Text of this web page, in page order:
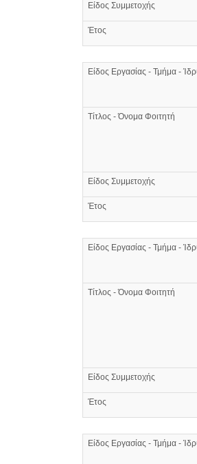
Είδος Συμμετοχής
Έτος
Είδος Εργασίας - Τμήμα -
Τίτλος - Όνομα Φοιτητή
Είδος Συμμετοχής
Έτος
Είδος Εργασίας - Τμήμα -
Τίτλος - Όνομα Φοιτητή
Είδος Συμμετοχής
Έτος
Είδος Εργασίας - Τμήμα -